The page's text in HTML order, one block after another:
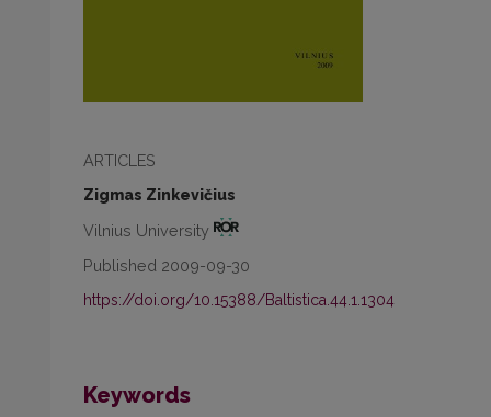
ARTICLES
Zigmas Zinkevičius
Vilnius University
Published 2009-09-30
https://doi.org/10.15388/Baltistica.44.1.1304
Keywords